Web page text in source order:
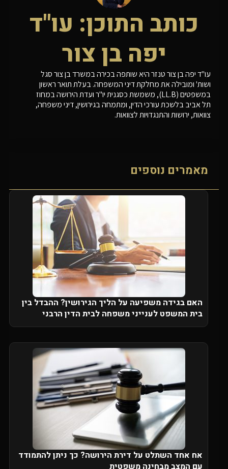
כותב התוכן: עו"ד
יפה בן צור
עו"ד יפה בן צור טנזר היא שותפה בכירה במשרד בן צור סגל
ושות' ומובילה את מחלקת דיני המשפחה. בעלת תואר ראשון
במשפטים (LL.B), משמשת כסגנית יו"ר ועדת הירושה במחוז
תל אביב בלשכת עורכי הדין, ומתמחה בגירושין, דיני משפחה,
צוואות, ירושות והתנגדויות לצוואות.
מאמרים נוספים
האם בגידה משפיעה על הליך הגירושין? ההבדל בין
בית המשפט לענייני משפחה לבית הדין הרבני
אח אחד השתלט על דירת הירושה? כך ניתן להתמודד
עם המצב מבחינה משפטית